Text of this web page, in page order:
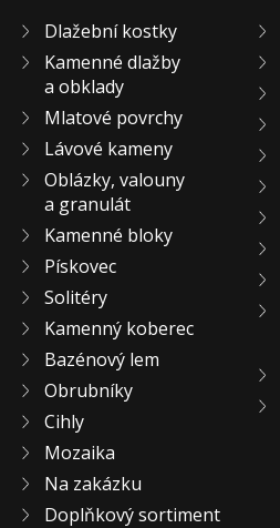
Dlažební kostky
Kamenné dlažby
a obklady
Mlatové povrchy
Lávové kameny
Oblázky, valouny
a granulát
Kamenné bloky
Pískovec
Solitéry
Kamenný koberec
Bazénový lem
Obrubníky
Cihly
Mozaika
Na zakázku
Doplňkový sortiment